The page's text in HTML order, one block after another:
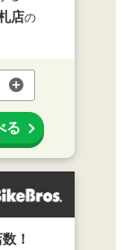
店の
る
！